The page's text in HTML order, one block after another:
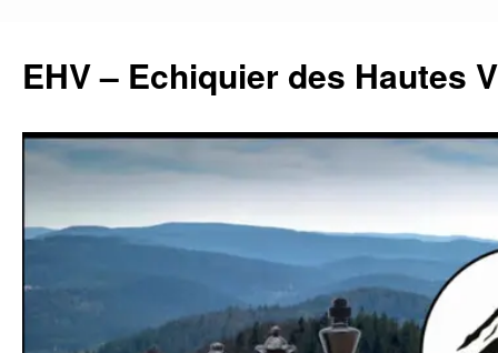
contenu
EHV – Echiquier des Hautes